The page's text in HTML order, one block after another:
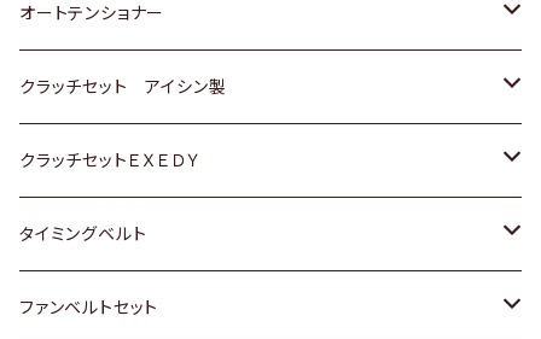
スバル
三菱
スバル
三菱
スバル
いすゞ
ダイハツ
マツダ
三菱
スバル
GOLF
ＷＡＧＥＮ
アストロ（シボレー）
クライスラー
ＷＡＧＥＮ
ＶＯＬＶＯ
ホンダ
スズキ
日産
ダイハツ
マツダ
スズキ
ダイハツ
日産
ホンダ
マツダ
オートテンショナー
トヨタ
クラッチセット アイシン製
ホンダ
スズキ
ダイハツ
クラッチセットＥＸＥＤＹ
ホンダ
スズキ
タイミングベルト
トヨタ
ファンベルトセット